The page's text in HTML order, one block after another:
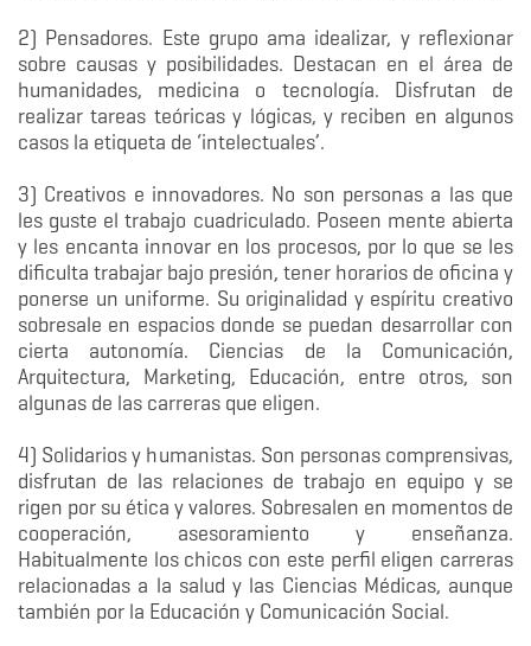
2) Pensadores. Este grupo ama idealizar, y reflexionar
sobre causas y posibilidades. Destacan en el área de
humanidades, medicina o tecnología. Disfrutan de
realizar tareas teóricas y lógicas, y reciben en algunos
casos la etiqueta de ‘intelectuales’.
3) Creativos e innovadores. No son personas a las que
les guste el trabajo cuadriculado. Poseen mente abierta
y les encanta innovar en los procesos, por lo que se les
dificulta trabajar bajo presión, tener horarios de oficina y
ponerse un uniforme. Su originalidad y espíritu creativo
sobresale en espacios donde se puedan desarrollar con
cierta autonomía. Ciencias de la Comunicación,
Arquitectura, Marketing, Educación, entre otros, son
algunas de las carreras que eligen.
4) Solidarios y humanistas. Son personas comprensivas,
disfrutan de las relaciones de trabajo en equipo y se
rigen por su ética y valores. Sobresalen en momentos de
cooperación, asesoramiento y enseñanza.
Habitualmente los chicos con este perfil eligen carreras
relacionadas a la salud y las Ciencias Médicas, aunque
también por la Educación y Comunicación Social.